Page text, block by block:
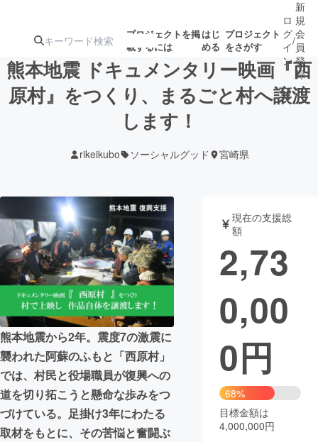
プロジェクトを掲
載するには
はじ
める
プロジェクト
をさがす
注目の新着プロ募集終了が近いプ
テクノロジー・ガジェット
映像・映画 書籍・雑誌
ビジネス・起業 チャレンジ
まちづくり・地域活性化
CAMPFIRE for Social Good
CAMPFIRE Creation
CAMPFIREふるさと納税
コミュニティ
ロ
グ
イ
ン
/
新
規
会
員
登
録
熊本地震 ドキュメンタリー映画『西
原村』をつくり、まるごと村へ譲渡
します！
rikeikubo ソーシャルグッド 宮崎県
熊本地震から2年。震度7の激震に
襲われた阿蘇のふもと「西原村」
では、村民と役場職員が復興への
道を切り拓こうと懸命な歩みをつ
づけている。足掛け3年にわたる
取材をもとに、その苦悩と奮闘ぶ
現在の支援総
額
2,73
0,00
0円
68%
目標金額は
4,000,000円